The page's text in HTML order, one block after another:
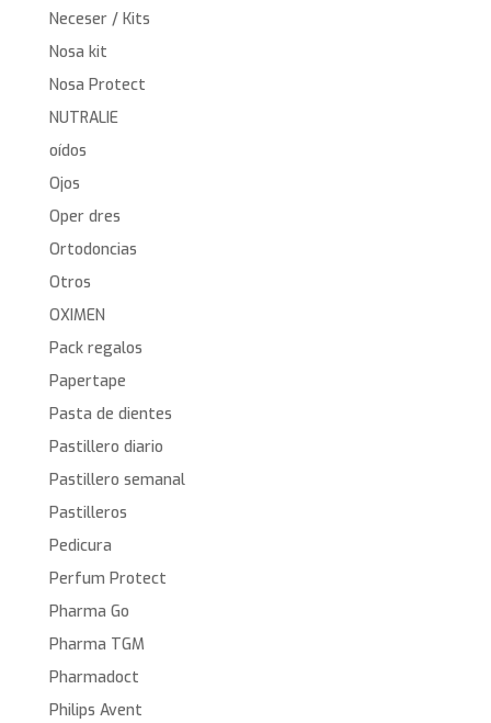
Neceser / Kits
Nosa kit
Nosa Protect
NUTRALIE
oídos
Ojos
Oper dres
Ortodoncias
Otros
OXIMEN
Pack regalos
Papertape
Pasta de dientes
Pastillero diario
Pastillero semanal
Pastilleros
Pedicura
Perfum Protect
Pharma Go
Pharma TGM
Pharmadoct
Philips Avent